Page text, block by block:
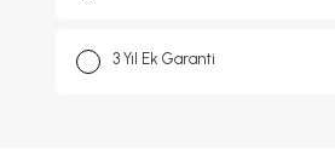
3 Yıl Ek Garanti